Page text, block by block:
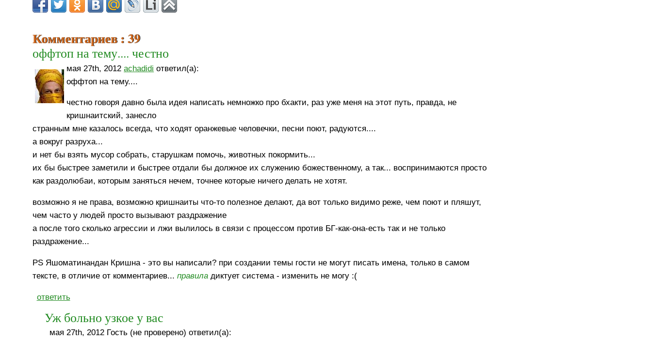
Комментариев : 39
оффтоп на тему.... честно
мая 27th, 2012achadidi ответил(а):
оффтоп на тему....
честно говоря давно была идея написать немножко про бхакти, раз уже меня на этот путь, правда, не
кришнаитский, занесло
странным мне казалось всегда, что ходят оранжевые человечки, песни поют, радуются....
а вокруг разруха...
и нет бы взять мусор собрать, старушкам помочь, животных покормить...
их бы быстрее заметили и быстрее отдали бы должное их служению божественному, а так... воспринимаются просто
как раздолюбаи, которым заняться нечем, точнее которые ничего делать не хотят.
возможно я не права, возможно кришнаиты что-то полезное делают, да вот только видимо реже, чем поют и пляшут,
чем часто у людей просто вызывают раздражение
а после того сколько агрессии и лжи вылилось в связи с процессом против БГ-как-она-есть так и не только
раздражение...
PS Яшоматинандан Кришна - это вы написали? при создании темы гости не могут писать имена, только в самом
тексте, в отличие от комментариев...правила диктует система - изменить не могу :(
ответить
Уж больно узкое у вас
мая 27th, 2012 Гость (не проверено) ответил(а):